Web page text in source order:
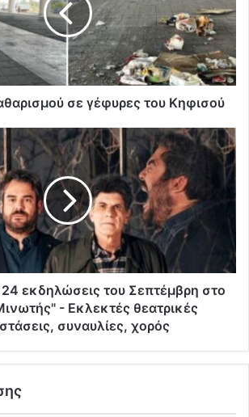
σε γέφυρες του Κηφισού
24 εκδηλώσεις του Σεπτέμβρη στο
- Εκλεκτές θεατρικές
συναυλίες, χορός